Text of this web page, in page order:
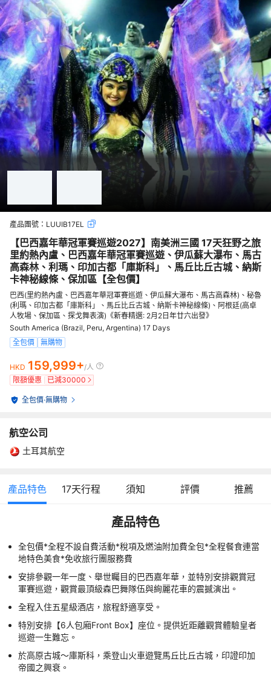
產品團號： LUUIB17EL
【巴西嘉年華冠軍賽巡遊2027】南美洲三國 17天狂野之旅
里約熱內盧、巴西嘉年華冠軍賽巡遊、伊瓜蘇大瀑布、馬古
高森林、利瑪、印加古都「庫斯科」、馬丘比丘古城、納斯
卡神秘線條、保加區【全包價】
巴西(里約熱內盧、巴西嘉年華冠軍賽巡遊、伊瓜蘇大瀑布、馬古高森林)、秘魯
(利瑪、印加古都「庫斯科」、馬丘比丘古城、納斯卡神秘線條)、阿根廷(高卓
人牧場、保加區、探戈舞表演)《新春精選: 2月2日年廿六出發》
South America (Brazil, Peru, Argentina) 17 Days
全包價
無購物
HKD 159,999+/人
限額優惠
已減30000
全包價·無購物
航空公司
土耳其航空
產品特色 17天行程 須知 評價 推薦
產品特色
全包價*全程不設自費活動*稅項及燃油附加費全包*全程餐食連當
地特色美食*免收旅行團服務費
安排參觀一年一度、舉世矚目的巴西嘉年華，並特別安排觀賞冠
軍賽巡遊，觀賞最頂級森巴舞隊伍與絢麗花車的震撼演出。
全程入住五星級酒店，旅程舒適享受。
特別安排【6人包廂Front Box】座位。提供近距離觀賞體驗皇者
巡遊一生難忘。
於高原古城～庫斯科，乘登山火車遊覽馬丘比丘古城，印證印加
帝國之興衰。